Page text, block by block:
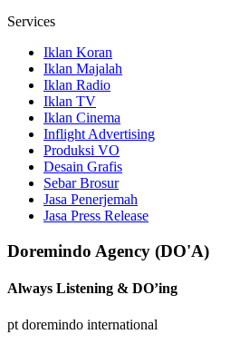
Services
Iklan Koran
Iklan Majalah
Iklan Radio
Iklan TV
Iklan Cinema
Inflight Advertising
Produksi VO
Desain Grafis
Sebar Brosur
Jasa Penerjemah
Jasa Press Release
Doremindo Agency (DO'A)
Always Listening & DO’ing
pt doremindo international